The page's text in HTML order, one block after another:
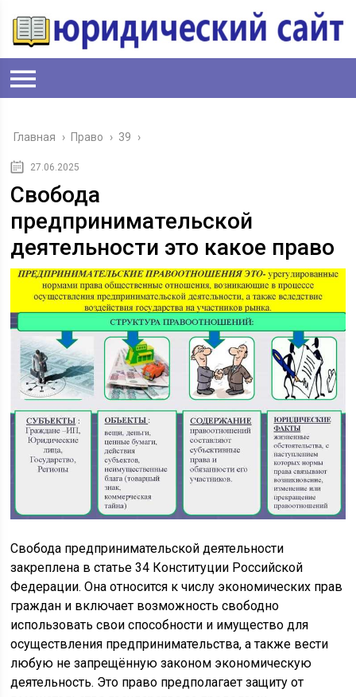
Главная › Право › 39 ›
27.06.2025
Свобода
предпринимательской
деятельности это какое право
Свобода предпринимательской деятельности
закреплена в статье 34 Конституции Российской
Федерации. Она относится к числу экономических прав
граждан и включает возможность свободно
использовать свои способности и имущество для
осуществления предпринимательства, а также вести
любую не запрещённую законом экономическую
деятельность. Это право предполагает защиту от